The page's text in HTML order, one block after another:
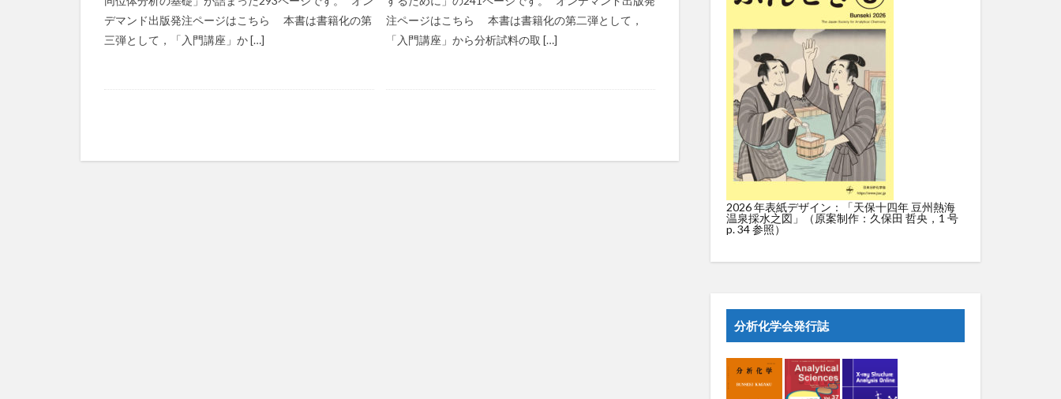
デマンド出版発注ページはこちら 本書は書籍化の第
三弾として，「入門講座」か […]
注ページはこちら 本書は書籍化の第二弾として，
「入門講座」から分析試料の取 […]
2026 年表紙デザイン：「天保十四年 豆州熱海
温泉採水之図」（原案制作：久保田 哲央，1 号
p. 34 参照）
分析化学会発行誌